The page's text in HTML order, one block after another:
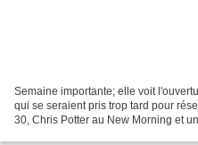
Semaine importante; elle voit
qui se seraient pris trop tard pour
30, Chris Potter au New Morning et